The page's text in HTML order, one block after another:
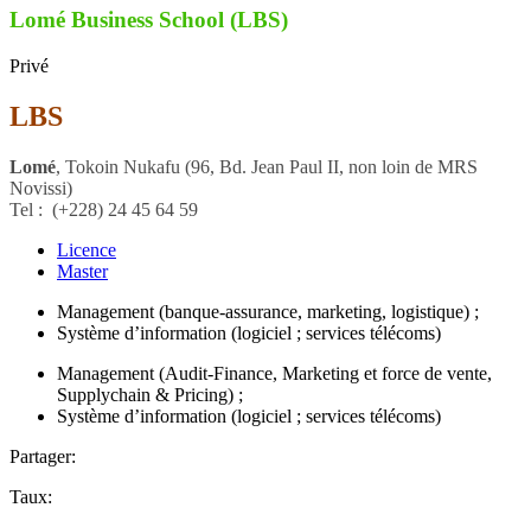
Lomé Business School (LBS)
Privé
LBS
Lomé, Tokoin Nukafu (96, Bd. Jean Paul II, non loin de MRS
Novissi)
Tel : (+228) 24 45 64 59
Licence
Master
Management (banque-assurance, marketing, logistique) ;
Système d’information (logiciel ; services télécoms)
Management (Audit-Finance, Marketing et force de vente,
Supplychain & Pricing) ;
Système d’information (logiciel ; services télécoms)
Partager:
Taux: